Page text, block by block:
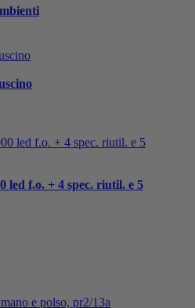
led f.o. + 4 spec. riutil. e 5